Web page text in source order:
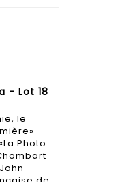
- Lot 18
le
Photo